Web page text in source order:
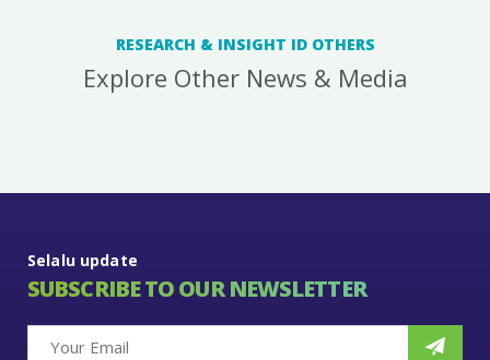
RESEARCH & INSIGHT ID OTHERS
Explore Other News & Media
Selalu update
SUBSCRIBE TO OUR NEWSLETTER